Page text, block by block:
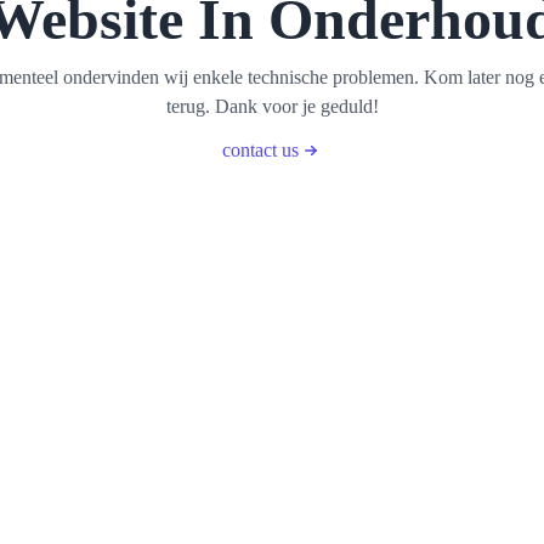
In
ondervinden wij enkele technische problemen. Kom later nog
terug. Dank voor je geduld!
contact us